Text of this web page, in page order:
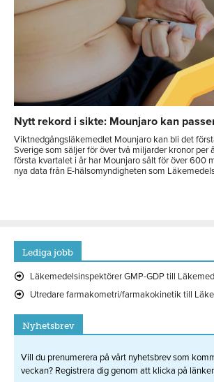
Nytt rekord i sikte: Mounjaro kan
Viktnedgångsläkemedlet Mounjaro kan bli det
Sverige som säljer för över två miljarder kronor per
första kvartalet i år har Mounjaro sålt för över 600
nya data från E-hälsomyndigheten som
Lediga jobb
Läkemedelsinspektörer GMP-GDP till
Utredare farmakometri/farmakokinetik till
Nyhetsbrev
Vill du prenumerera på vårt nyhetsbrev som
veckan? Registrera dig genom att klicka på